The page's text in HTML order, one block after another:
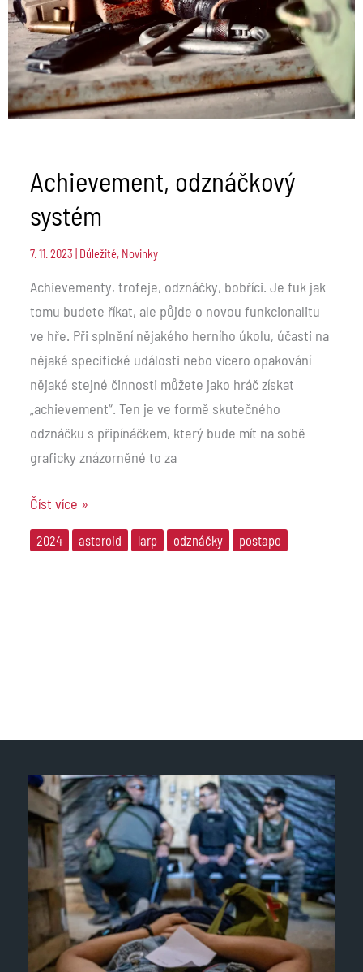
Achievement, odznáčkový
systém
7. 11. 2023| Důležité, Novinky
Achievementy, trofeje, odznáčky, bobříci. Je fuk jak
tomu budete říkat, ale půjde o novou funkcionalitu
ve hře. Při splnění nějakého herního úkolu, účasti na
nějaké specifické události nebo vícero opakování
nějaké stejné činnosti můžete jako hráč získat
„achievement“. Ten je ve formě skutečného
odznáčku s připínáčkem, který bude mít na sobě
graficky znázorněné to za
Číst více »
2024 asteroid larp odznáčky postapo